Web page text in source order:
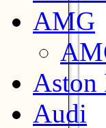
AMG
Aston
Audi